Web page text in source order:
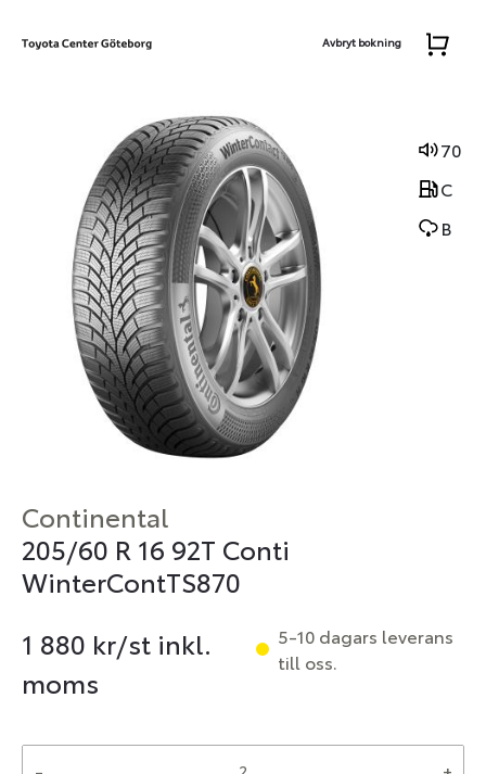
Avbryt bokning
70
C
B
Continental
205/60 R 16 92T Conti
WinterContTS870
1 880 kr/st inkl.
moms
5-10 dagars leverans
till oss.